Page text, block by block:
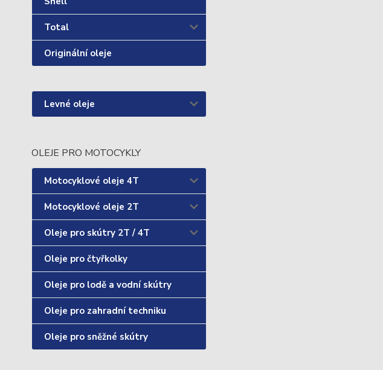
Total
Originální oleje
Levné oleje
OLEJE PRO MOTOCYKLY
Motocyklové oleje 4T
Motocyklové oleje 2T
Oleje pro skútry 2T / 4T
Oleje pro čtyřkolky
Oleje pro lodě a vodní skútry
Oleje pro zahradní techniku
Oleje pro sněžné skútry